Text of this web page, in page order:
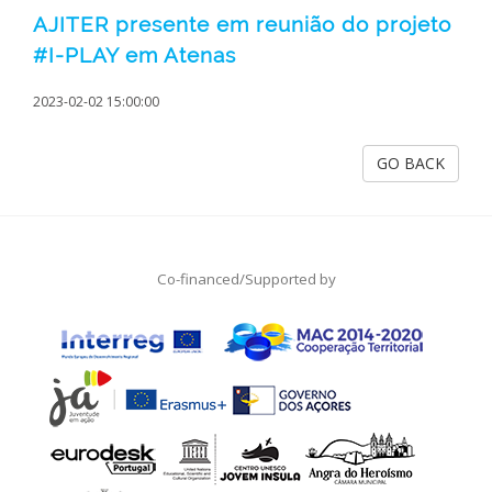
AJITER presente em reunião do projeto
#I-PLAY em Atenas
2023-02-02 15:00:00
GO BACK
Co-financed/Supported by